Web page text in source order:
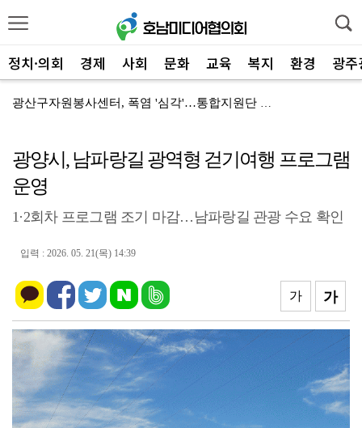
정치·의회 경제 사회 문화 교육 복지 환경 광
광산구자원봉사센터, 폭염 '심각'…통합지원단 출정
광산구, 청년 1인 가구 '나도 한 끼' 영양 교육
해남군 '비상' 폭염 장기화… 총력대응 안전관리
장성군, 불법 하천 점용 '싹쓸이' 복구 착수
사순문 장흥군수, '가뭄 비상' 현장 점검... 피해 ...
광산구, '제1회 일하는 시민예술제@광산' 일터 시민 ...
광양시, 남파랑길 광역형 걷기여행 프로그램
운영
1·2회차 프로그램 조기 마감…남파랑길 관광 수요 확인
입력 : 2026. 05. 21(목) 14:39
가
가